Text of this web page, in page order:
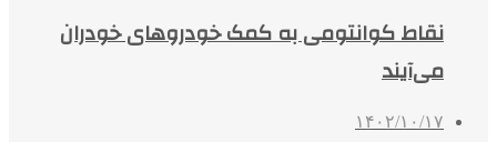
نقاط کوانتومی به کمک خودروهای خودران
می‌آیند
۱۴۰۲/۱۰/۱۷